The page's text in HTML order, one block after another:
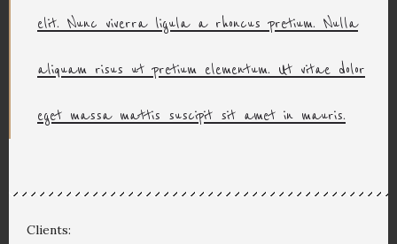
elit. Nunc viverra ligula a rhoncus pretium. Nulla
aliquam risus ut pretium elementum. Ut vitae dolor
eget massa mattis suscipit sit amet in mauris.
Clients: